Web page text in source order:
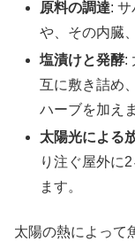
原料の調達:
や、その内臓
塩漬けと発酵:
互に敷き詰め
ハーブを加え
太陽光による
り注ぐ屋外に
ます。
太陽の熱によって